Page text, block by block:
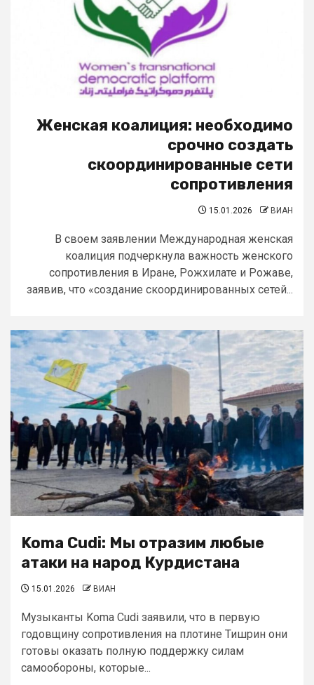
Женская коалиция: необходимо
срочно создать
скоординированные сети
сопротивления
15.01.2026 ВИАН
В своем заявлении Международная женская
коалиция подчеркнула важность женского
сопротивления в Иране, Рожхилате и Рожаве,
заявив, что «создание скоординированных сетей...
Koma Cudi: Мы отразим любые
атаки на народ Курдистана
15.01.2026 ВИАН
Музыканты Koma Cudi заявили, что в первую
годовщину сопротивления на плотине Тишрин они
готовы оказать полную поддержку силам
самообороны, которые...